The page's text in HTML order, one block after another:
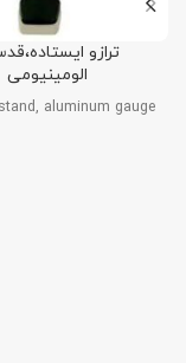
ترازو
الومینیومی
aluminum gauge